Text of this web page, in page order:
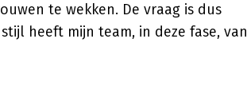
te wekken. De vraag is dus
heeft mijn team, in deze fase, van